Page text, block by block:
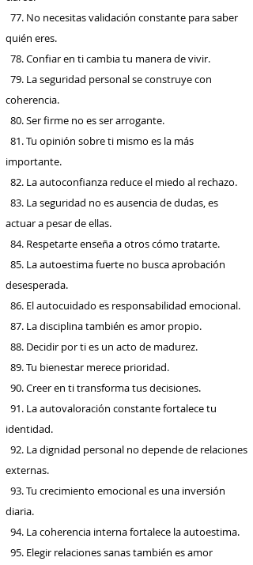
77. No necesitas validación constante para saber
quién eres.
78. Confiar en ti cambia tu manera de vivir.
79. La seguridad personal se construye con
coherencia.
80. Ser firme no es ser arrogante.
81. Tu opinión sobre ti mismo es la más
importante.
82. La autoconfianza reduce el miedo al rechazo.
83. La seguridad no es ausencia de dudas, es
actuar a pesar de ellas.
84. Respetarte enseña a otros cómo tratarte.
85. La autoestima fuerte no busca aprobación
desesperada.
86. El autocuidado es responsabilidad emocional.
87. La disciplina también es amor propio.
88. Decidir por ti es un acto de madurez.
89. Tu bienestar merece prioridad.
90. Creer en ti transforma tus decisiones.
91. La autovaloración constante fortalece tu
identidad.
92. La dignidad personal no depende de relaciones
externas.
93. Tu crecimiento emocional es una inversión
diaria.
94. La coherencia interna fortalece la autoestima.
95. Elegir relaciones sanas también es amor